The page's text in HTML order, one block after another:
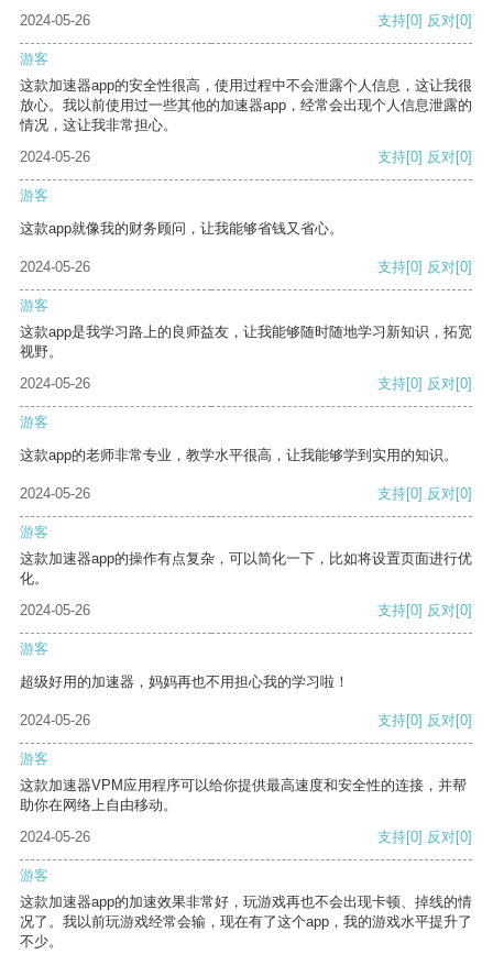
2024-05-26 支持[0] 反对[0]
游客
这款加速器app的安全性很高，使用过程中不会泄露个人信息，这让我很
放心。我以前使用过一些其他的加速器app，经常会出现个人信息泄露的
情况，这让我非常担心。
2024-05-26
支持[0] 反对[0]
游客
这款app就像我的财务顾问，让我能够省钱又省心。
2024-05-26 支持[0] 反对[0]
游客
这款app是我学习路上的良师益友，让我能够随时随地学习新知识，拓宽
视野。
2024-05-26
支持[0] 反对[0]
游客
这款app的老师非常专业，教学水平很高，让我能够学到实用的知识。
2024-05-26 支持[0] 反对[0]
游客
这款加速器app的操作有点复杂，可以简化一下，比如将设置页面进行优
化。
2024-05-26
支持[0] 反对[0]
游客
超级好用的加速器，妈妈再也不用担心我的学习啦！
2024-05-26 支持[0] 反对[0]
游客
这款加速器VPM应用程序可以给你提供最高速度和安全性的连接，并帮
助你在网络上自由移动。
2024-05-26
支持[0] 反对[0]
游客
这款加速器app的加速效果非常好，玩游戏再也不会出现卡顿、掉线的情
况了。我以前玩游戏经常会输，现在有了这个app，我的游戏水平提升了
不少。